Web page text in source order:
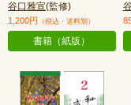
谷口雅宣(監修)
1,200円 （税込・送料別）
書籍（紙版）